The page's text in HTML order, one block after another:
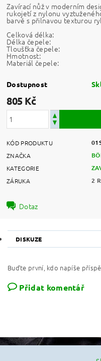
Zavírací nůž v moderním
rukojetí z nylonu
barvě s přilnavou texturou
Celková délka:
Délka čepele:
Tloušťka čepele:
Hmotnost:
Materiál čepele:
Dostupnost
805 Kč
KÓD PRODUKTU
ZNAČKA
KATEGORIE
ZÁRUKA 2
Dotaz
DISKUZE
Buďte první, kdo napíše
Přidat komentář